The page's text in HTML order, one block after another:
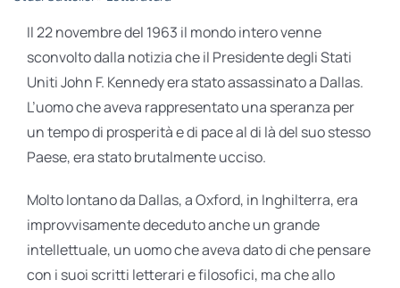
RUBRICHE
Il 22 novembre del 1963 il mondo intero venne
sconvolto dalla notizia che il Presidente degli Stati
Uniti John F. Kennedy era stato assassinato a Dallas.
L’uomo che aveva rappresentato una speranza per
un tempo di prosperità e di pace al di là del suo stesso
Paese, era stato brutalmente ucciso.
Molto lontano da Dallas, a Oxford, in Inghilterra, era
improvvisamente deceduto anche un grande
intellettuale, un uomo che aveva dato di che pensare
con i suoi scritti letterari e filosofici, ma che allo